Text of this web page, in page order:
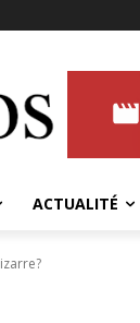
ACTUALITÉ